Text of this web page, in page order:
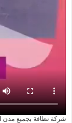
شركة نظافة بجميع مدن